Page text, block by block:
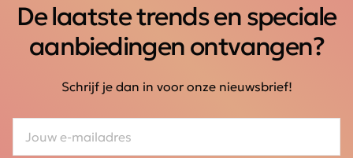
De laatste trends en speciale
aanbiedingen ontvangen?
Schrijf je dan in voor onze nieuwsbrief!